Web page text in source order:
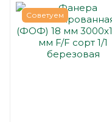
Советуем